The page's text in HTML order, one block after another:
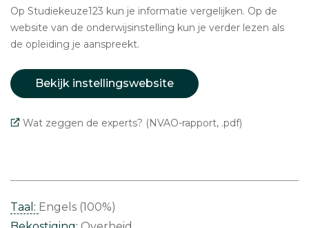
Op Studiekeuze123 kun je informatie vergelijken. Op de
website van de onderwijsinstelling kun je verder lezen als
de opleiding je aanspreekt.
Bekijk instellingswebsite
Wat zeggen de experts? (NVAO-rapport, .pdf)
Taal: Engels (100%)